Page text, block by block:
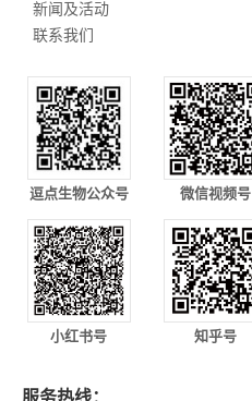
新闻及活动
联系我们
逗点生物公众号 微信视频号
小红书号 知乎号